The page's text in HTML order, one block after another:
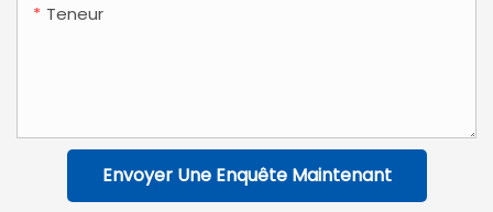
Teneur
Envoyer Une Enquête Maintenant